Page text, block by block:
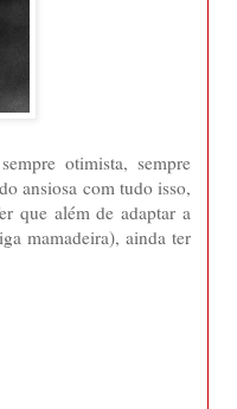
otimista, sempre
ansiosa com tudo isso,
que além de adaptar a
mamadeira), ainda ter